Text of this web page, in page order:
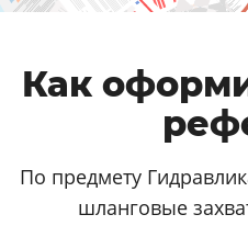
Как
По предмету
шланговые